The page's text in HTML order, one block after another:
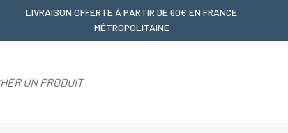
LIVRAISON OFFERTE À PARTIR DE 60€ EN FRANCE
MÉTROPOLITAINE